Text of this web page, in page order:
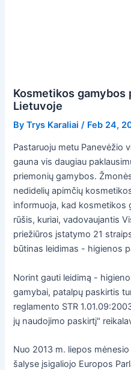
Kosmetikos gamybos
Lietuvoje
ByTrys Karaliai / Feb 24,
Pastaruoju metu Panevėžio
gauna vis daugiau
priemonių gamybos.
nedidelių apimčių
informuoja, kad kosmetikos
rūšis, kuriai, vadovaujantis
priežiūros įstatymo 21
būtinas leidimas - higienos
Norint gauti leidimą -
gamybai, patalpų paskirtis
reglamento STR
jų naudojimo paskirtį"
Nuo 2013 m. liepos
šalyse įsigaliojo Europos